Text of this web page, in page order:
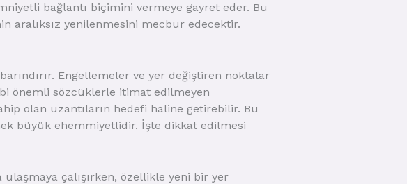
bağlantı biçimini vermeye gayret eder. Bu
aralıksız yenilenmesini mecbur edecektir.
Engellemeler ve yer değiştiren noktalar
önemli sözcüklerle itimat edilmeyen
olan uzantıların hedefi haline getirebilir. Bu
büyük ehemmiyetlidir. İşte dikkat edilmesi
çalışırken, özellikle yeni bir yer